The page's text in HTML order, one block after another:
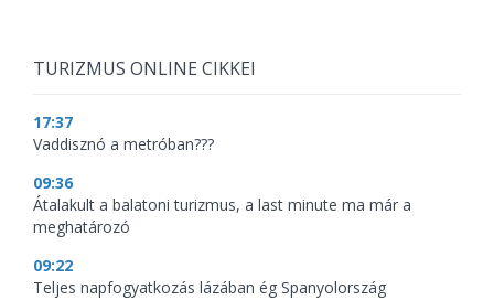
TURIZMUS ONLINE CIKKEI
17:37
Vaddisznó a metróban???
09:36
Átalakult a balatoni turizmus, a last minute ma már a
meghatározó
09:22
Teljes napfogyatkozás lázában ég Spanyolország